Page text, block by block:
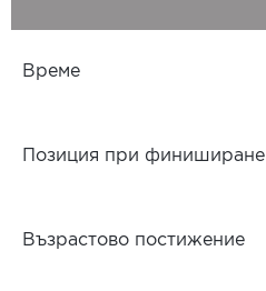
Време
Позиция при финиширане
Възрастово постижение